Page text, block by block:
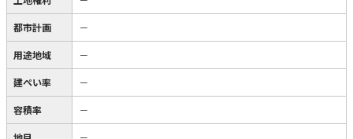
都市計画 －
用途地域 －
建ぺい率 －
容積率 －